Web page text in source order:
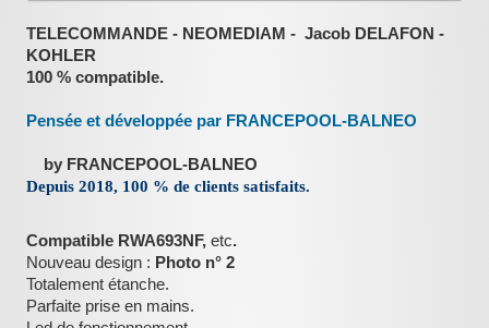
TELECOMMANDE - NEOMEDIAM - Jacob DELAFON -
KOHLER
100 % compatible.
Pensée et développée par FRANCEPOOL-BALNEO
by FRANCEPOOL-BALNEO
Depuis 2018, 100 % de clients satisfaits.
Compatible RWA693NF, etc.
Nouveau design : Photo n° 2
Totalement étanche.
Parfaite prise en mains.